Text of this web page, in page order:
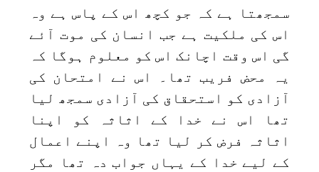
سمجھتا ہے کہ جو کچھ اس کے پاس ہے وہ
اس کی ملکیت ہے جب انسان کی موت آئے
گی اس وقت اچانک اس کو معلوم ہوگا کہ
یہ محض فریب تھا۔ اس نے امتحان کی
آزادی کو استحقاق کی آزادی سمجھ لیا
تھا اس نے خدا کے اثاثہ کو اپنا
اثاثہ فرض کر لیا تھا وہ اپنے اعمال
کے لیے خدا کے یہاں جواب دہ تھا مگر